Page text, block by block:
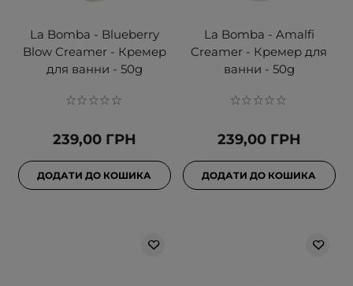
La Bomba - Blueberry
Blow Creamer - Кремер
для ванни - 50g
239,00 ГРН
ДОДАТИ ДО КОШИКА
La Bomba - Amalfi
Creamer - Кремер для
ванни - 50g
239,00 ГРН
ДОДАТИ ДО КОШИКА